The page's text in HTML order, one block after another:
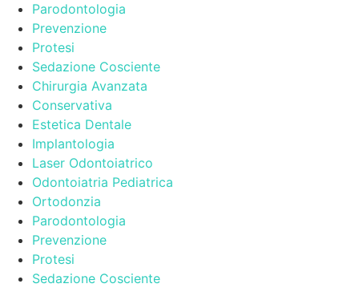
Parodontologia
Prevenzione
Protesi
Sedazione Cosciente
Chirurgia Avanzata
Conservativa
Estetica Dentale
Implantologia
Laser Odontoiatrico
Odontoiatria Pediatrica
Ortodonzia
Parodontologia
Prevenzione
Protesi
Sedazione Cosciente